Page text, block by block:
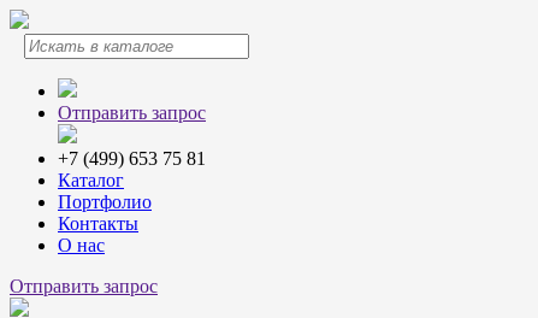
Отправить запрос
+7 (499) 653 75 81
Каталог
Портфолио
Контакты
О нас
Отправить запрос